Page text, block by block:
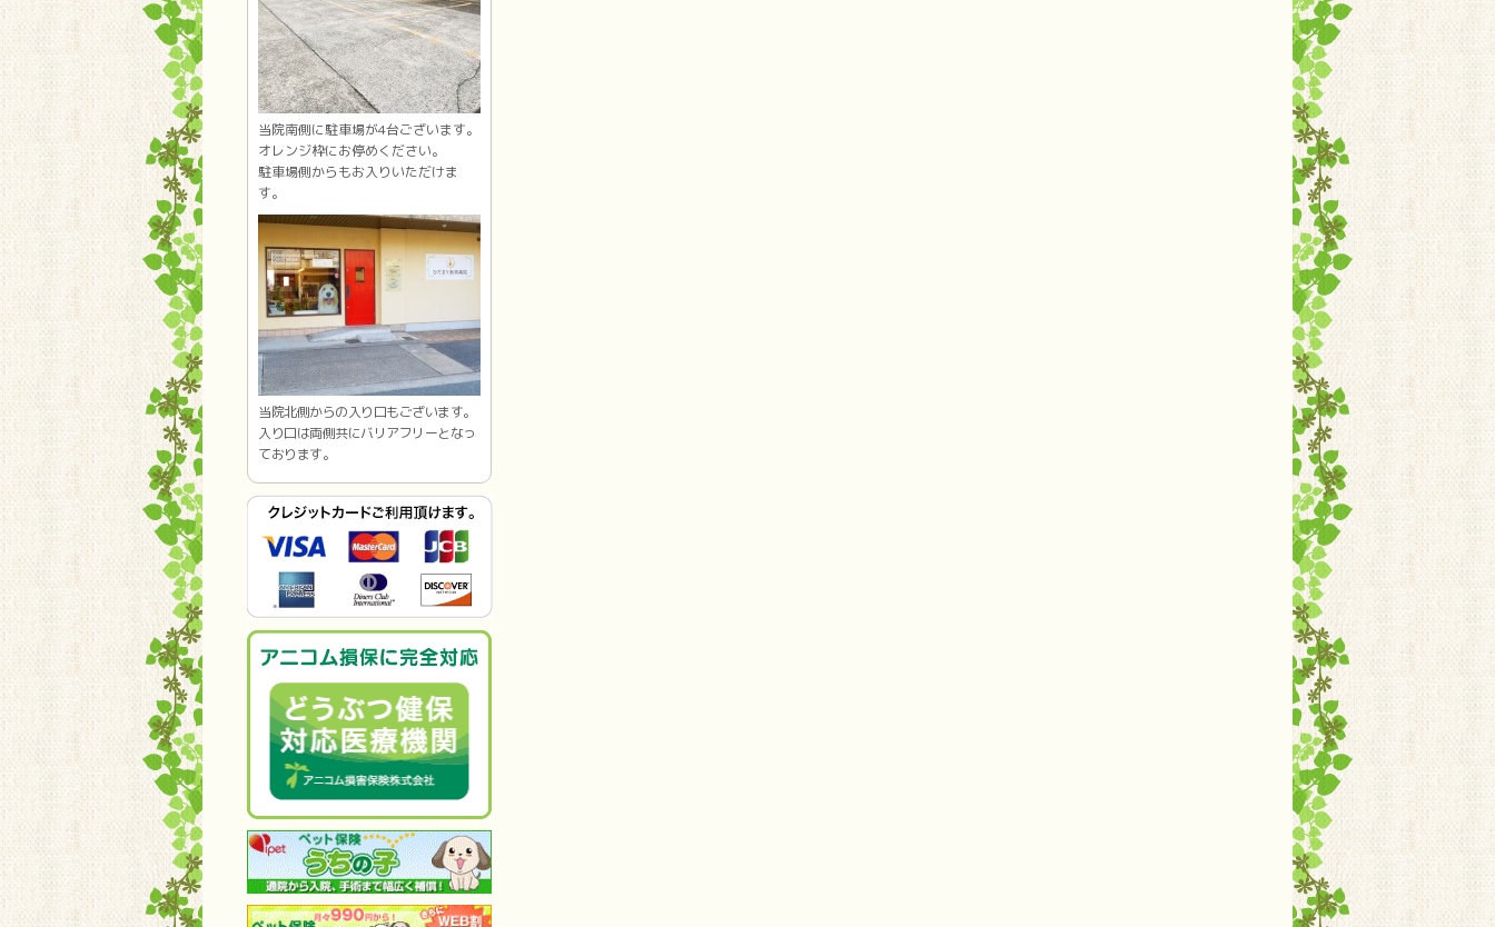
当院南側に駐車場が4台ございます。
オレンジ枠にお停めください。
駐車場側からもお入りいただけま
す。
当院北側からの入り口もございます。
入り口は両側共にバリアフリーとなっ
ております。